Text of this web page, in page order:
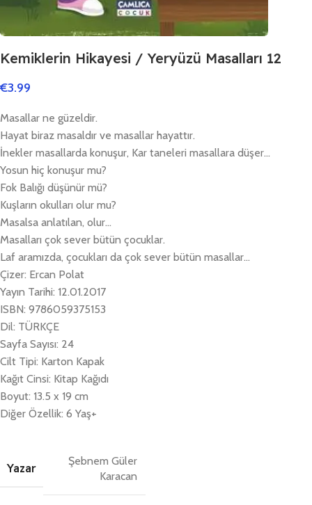
Kemiklerin Hikayesi / Yeryüzü Masalları 12
€3.99
Masallar ne güzeldir.
Hayat biraz masaldır ve masallar hayattır.
İnekler masallarda konuşur, Kar taneleri masallara düşer…
Yosun hiç konuşur mu?
Fok Balığı düşünür mü?
Kuşların okulları olur mu?
Masalsa anlatılan, olur…
Masalları çok sever bütün çocuklar.
Laf aramızda, çocukları da çok sever bütün masallar…
Çizer: Ercan Polat
Yayın Tarihi: 12.01.2017
ISBN: 9786059375153
Dil: TÜRKÇE
Sayfa Sayısı: 24
Cilt Tipi: Karton Kapak
Kağıt Cinsi: Kitap Kağıdı
Boyut: 13.5 x 19 cm
Diğer Özellik: 6 Yaş+
Yazar
Şebnem Güler
Karacan